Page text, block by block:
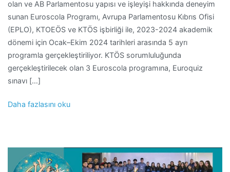
olan ve AB Parlamentosu yapısı ve işleyişi hakkında deneyim
sunan Euroscola Programı, Avrupa Parlamentosu Kıbrıs Ofisi
(EPLO), KTOEÖS ve KTÖS işbirliği ile, 2023-2024 akademik
dönemi için Ocak–Ekim 2024 tarihleri arasında 5 ayrı
programla gerçekleştiriliyor. KTÖS sorumluluğunda
gerçekleştirilecek olan 3 Euroscola programına, Euroquiz
sınavı […]
Daha fazlasını oku